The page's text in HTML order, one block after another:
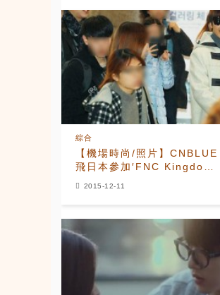
【機場時尚/照片】CNBLUE
飛日本參加′FNC Kingdom′
綜合
2015-12-11